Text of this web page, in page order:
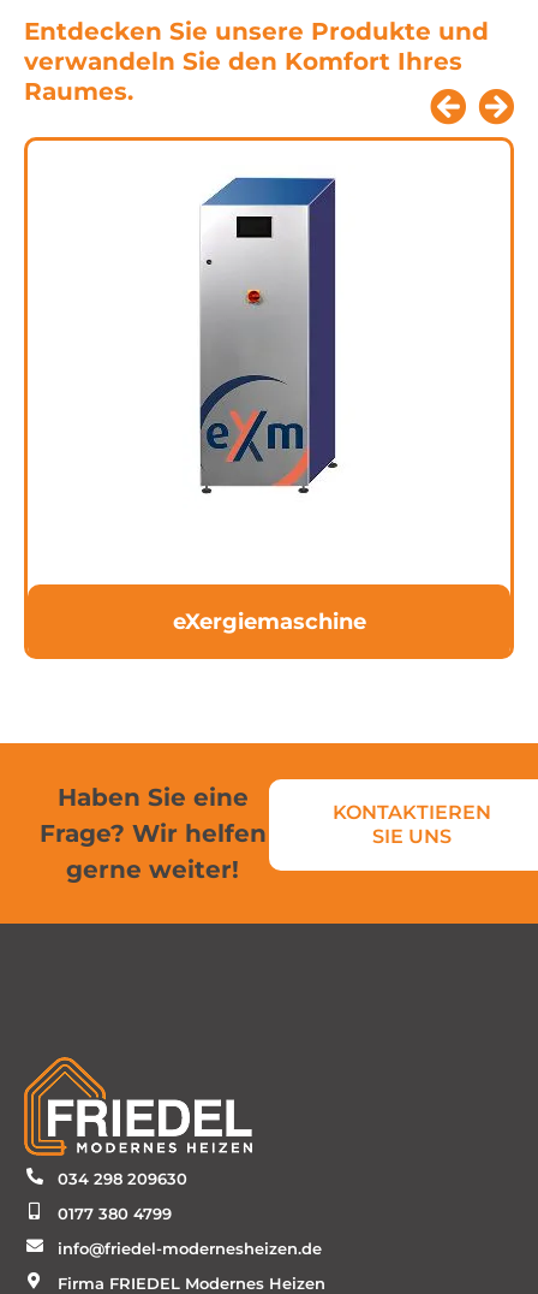
Entdecken Sie unsere Produkte und
verwandeln Sie den Komfort Ihres
Raumes.
eXergiemaschine
eXergiemaschine
Haben Sie eine
Frage? Wir helfen
gerne weiter!
KONTAKTIEREN
SIE UNS
034 298 209630
0177 380 4799
info@friedel-modernesheizen.de
Firma FRIEDEL Modernes Heizen